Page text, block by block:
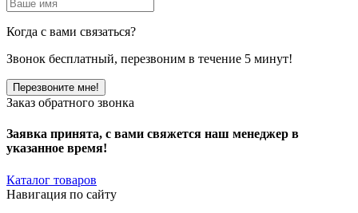
Когда с вами связаться?
Звонок бесплатный, перезвоним в течение 5 минут!
Заказ обратного звонка
Заявка принята, с вами свяжется наш менеджер в
указанное время!
Каталог товаров
Навигация по сайту